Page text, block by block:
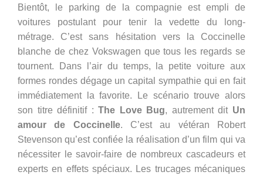
Bientôt, le parking de la compagnie est empli de
voitures postulant pour tenir la vedette du long-
métrage. C’est sans hésitation vers la Coccinelle
blanche de chez Vokswagen que tous les regards se
tournent. Dans l’air du temps, la petite voiture aux
formes rondes dégage un capital sympathie qui en fait
immédiatement la favorite. Le scénario trouve alors
son titre définitif :The Love Bug, autrement dit Un
amour de Coccinelle. C’est au vétéran Robert
Stevenson qu’est confiée la réalisation d’un film qui va
nécessiter le savoir-faire de nombreux cascadeurs et
experts en effets spéciaux. Les trucages mécaniques